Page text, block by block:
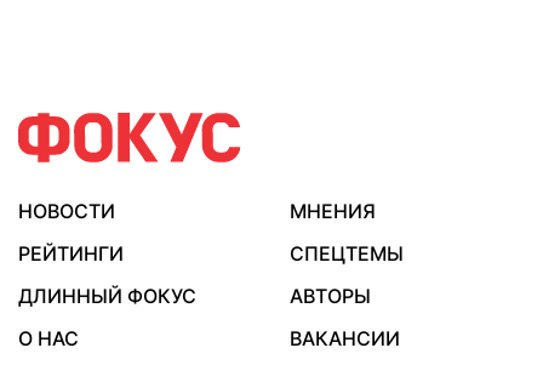
НОВОСТИ
МНЕНИЯ
РЕЙТИНГИ
СПЕЦТЕМЫ
ДЛИННЫЙ ФОКУС
АВТОРЫ
О НАС
ВАКАНСИИ